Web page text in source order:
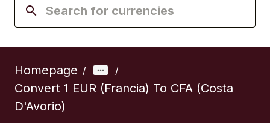
Homepage / /
Convert 1 EUR (Francia) To CFA (Costa
D'Avorio)